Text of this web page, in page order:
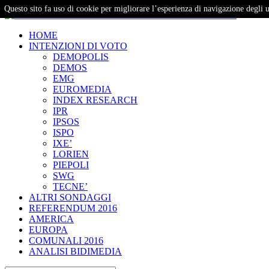
– Studi e Proiezioni Elettorali
HOME
INTENZIONI DI VOTO
DEMOPOLIS
DEMOS
EMG
EUROMEDIA
INDEX RESEARCH
IPR
IPSOS
ISPO
IXE’
LORIEN
PIEPOLI
SWG
TECNE’
ALTRI SONDAGGI
REFERENDUM 2016
AMERICA
EUROPA
COMUNALI 2016
ANALISI BIDIMEDIA
Questo sito fa uso di cookie per migliorare l’esperienza di navigazione degli